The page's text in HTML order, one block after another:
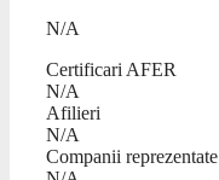
N/A
Certificari AFER
N/A
Afilieri
N/A
Companii reprezentate